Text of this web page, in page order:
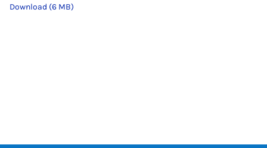
Download (6 MB)